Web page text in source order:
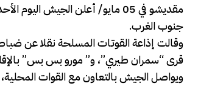
مقديشو في 05 مايو/ أعلن
جنوب الغرب.
وقالت إذاعة القوتات المسلحة نقلا عن
قرى “سمران طيري”، و” مورو بس بس”
ويواصل الجيش بالتعاون مع القوات